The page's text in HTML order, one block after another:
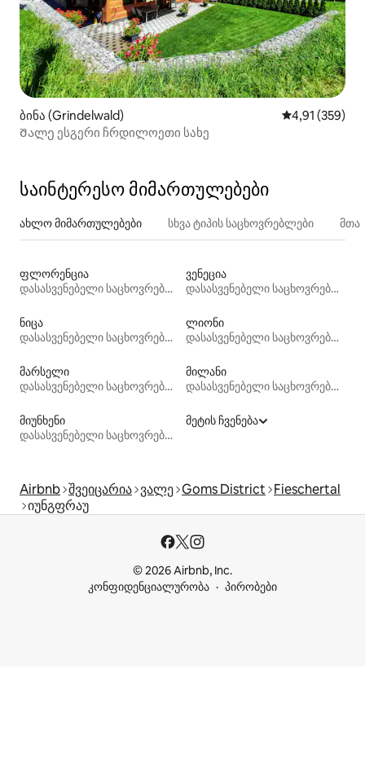
ბინა (Grindelwald) საშუალო
4,91 (359)
Შალე ესგერი ჩრდილოეთი სახე
საინტერესო მიმართულებები
ახლო მიმართულებები სხვა ტიპის საცხოვრებლები
ფლორენცია
დასასვენებელი საცხოვრებლები
ვენეცია
დასასვენებელი საცხოვრებლები
ნიცა
დასასვენებელი საცხოვრებლები
ლიონი
დასასვენებელი საცხოვრებლები
მარსელი
დასასვენებელი საცხოვრებლები
მილანი
დასასვენებელი საცხოვრებლები
მიუნხენი
დასასვენებელი საცხოვრებლები
მეტის ჩვენება
Airbnb შვეიცარია ვალე Goms District Fieschertal
იუნგფრაუ
© 2026 Airbnb, Inc.
კონფიდენციალურობა
პირობები